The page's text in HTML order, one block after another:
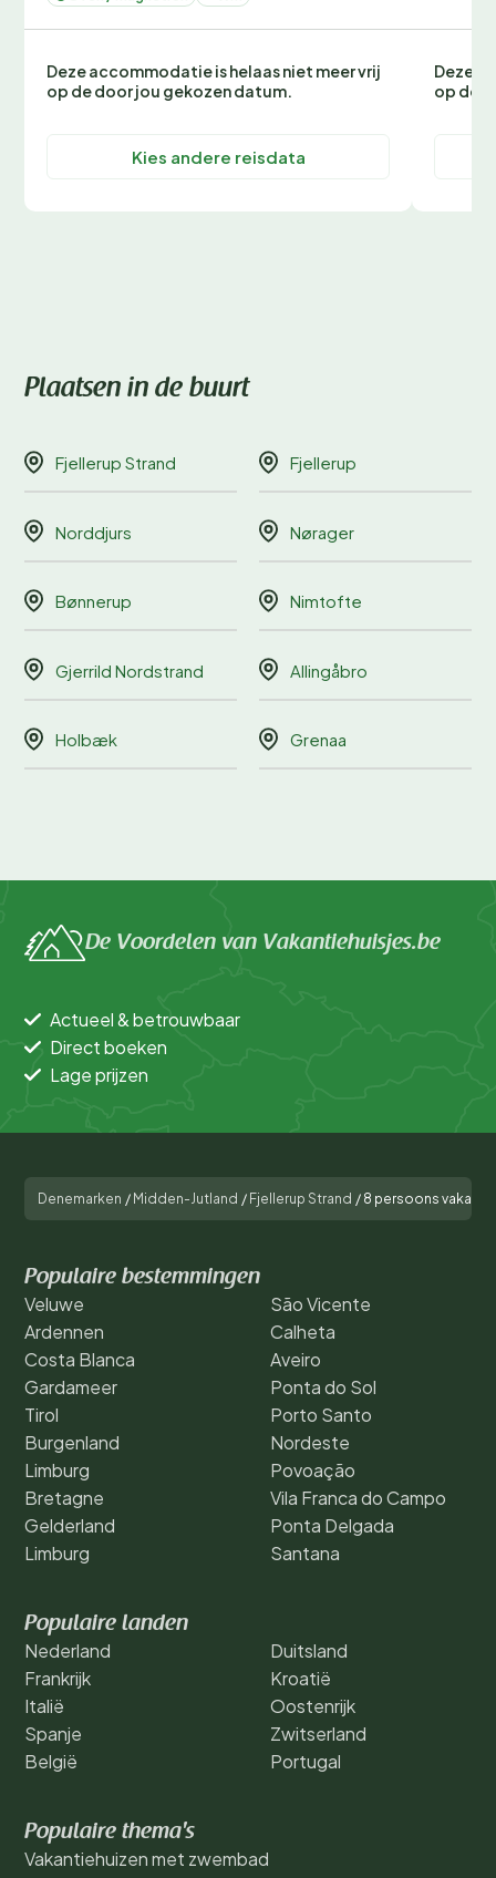
Deze accommodatie is helaas niet meer vrij
op de door jou gekozen datum.
Kies andere reisdata
Deze
op de
Plaatsen in de buurt
Fjellerup Strand Fjellerup
Norddjurs Nørager
Bønnerup Nimtofte
Gjerrild Nordstrand Allingåbro
Holbæk Grenaa
De Voordelen van Vakantiehuisjes.be
Actueel & betrouwbaar
Direct boeken
Lage prijzen
Denemarken / Midden-Jutland / Fjellerup Strand / 8 persoons
Populaire bestemmingen
Veluwe
Ardennen
Costa Blanca
Gardameer
Tirol
Burgenland
Limburg
Bretagne
Gelderland
Limburg
São Vicente
Calheta
Aveiro
Ponta do Sol
Porto Santo
Nordeste
Povoação
Vila Franca do Campo
Ponta Delgada
Santana
Populaire landen
Nederland
Frankrijk
Italië
Spanje
België
Duitsland
Kroatië
Oostenrijk
Zwitserland
Portugal
Populaire thema's
Vakantiehuizen met zwembad